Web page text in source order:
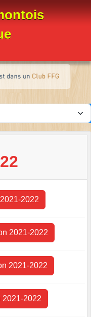
2022
2021-2022
2021-2022
2021-2022